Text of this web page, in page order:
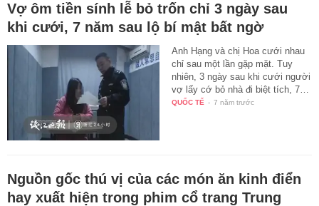
Vợ ôm tiền sính lễ bỏ trốn chỉ 3 ngày sau
khi cưới, 7 năm sau lộ bí mật bất ngờ
Anh Hạng và chị Hoa cưới nhau
chỉ sau một lần gặp mặt. Tuy
nhiên, 3 ngày sau khi cưới người
vợ lấy cớ bỏ nhà đi biệt tích, 7…
QUỐC TẾ - 7 năm trước
Nguồn gốc thú vị của các món ăn kinh điển
hay xuất hiện trong phim cổ trang Trung